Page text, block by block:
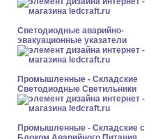
Светодиодные аварийно-
эвакуационные указатели
Промышленные - Складские
Светодиодные Светильники
Промышленные - Складские с